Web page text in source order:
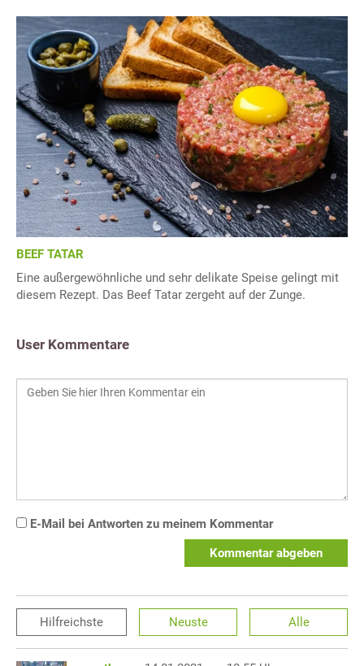
BEEF TATAR
Eine außergewöhnliche und sehr delikate Speise gelingt mit
diesem Rezept. Das Beef Tatar zergeht auf der Zunge.
User Kommentare
E-Mail bei Antworten zu meinem Kommentar
Kommentar abgeben
Hilfreichste Neuste Alle